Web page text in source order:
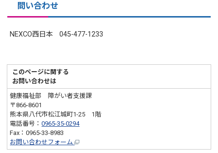
問い合わせ
NEXCO西日本 045-477-1233
このページに関する
お問い合わせは
健康福祉部 障がい者支援課
〒866-8601
熊本県八代市松江城町1-25 1階
電話番号：0965-35-0294
Fax：0965-33-8983
お問い合わせフォーム